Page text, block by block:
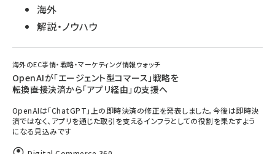
海外
解説・ノウハウ
海外のEC事情・戦略・マーケティング情報ウォッチ
OpenAIが「エージェント型コマース」戦略を
転換――直接決済から「アプリ経由」の支援へ
OpenAIは「ChatGPT」上の即時決済の修正を発表しました。今後は即時決
済ではなく、アプリを通じた取引を支えるインフラとしての役割を果たすよう
になる見込みです